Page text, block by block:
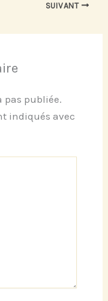
SUIVANT
pas publiée.
indiqués avec